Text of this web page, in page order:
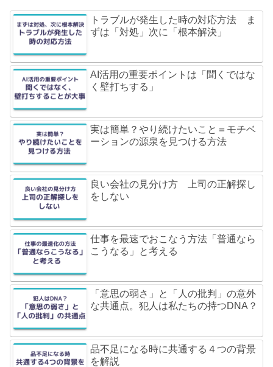
トラブルが発生した時の対応方法 ま
ずは「対処」次に「根本解決」
AI活用の重要ポイントは「聞くではな
く壁打ちする」
実は簡単？やり続けたいこと＝モチベ
ーションの源泉を見つける方法
良い会社の見分け方 上司の正解探し
をしない
仕事を最速でおこなう方法「普通なら
こうなる」と考える
「意思の弱さ」と「人の批判」の意外
な共通点。犯人は私たちの持つDNA？
品不足になる時に共通する４つの背景
を解説